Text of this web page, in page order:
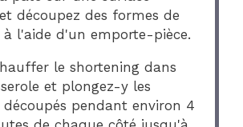
découpez des formes de
à l'aide d'un emporte-pièce.
le shortening dans
et plongez-y les
découpés pendant environ 4